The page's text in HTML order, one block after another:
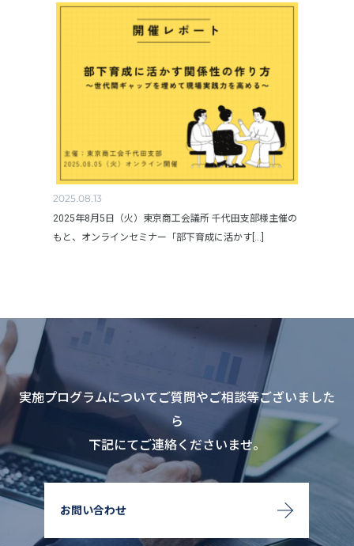
2025.08.13
2025年8月5日（火）東京商工会議所 千代田支部様主催の
もと、オンラインセミナー「部下育成に活かす[...]
実施プログラムについてご質問やご相談等ございました
ら
下記にてご連絡くださいませ。
お問い合わせ